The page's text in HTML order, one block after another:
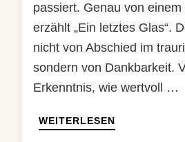
passiert. Genau von einem
erzählt „Ein letztes Glas“.
nicht von Abschied im
sondern von Dankbarkeit.
Erkenntnis, wie wertvoll …
WEITERLESEN